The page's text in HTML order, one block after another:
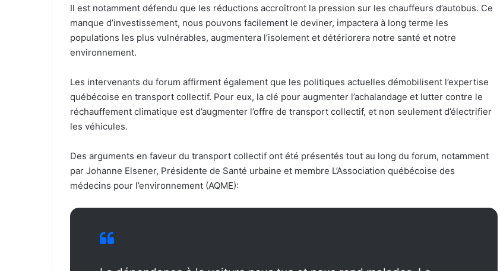
Il est notamment défendu que les réductions accroîtront la pression sur les chauffeurs d’autobus. Ce
manque d’investissement, nous pouvons facilement le deviner, impactera à long terme les
populations les plus vulnérables, augmentera l’isolement et détériorera notre santé et notre
environnement.
Les intervenants du forum affirment également que les politiques actuelles démobilisent l’expertise
québécoise en transport collectif. Pour eux, la clé pour augmenter l’achalandage et lutter contre le
réchauffement climatique est d’augmenter l’offre de transport collectif, et non seulement d’électrifier
les véhicules.
Des arguments en faveur du transport collectif ont été présentés tout au long du forum, notamment
par Johanne Elsener, Présidente de Santé urbaine et membre L’Association québécoise des
médecins pour l’environnement (AQME):